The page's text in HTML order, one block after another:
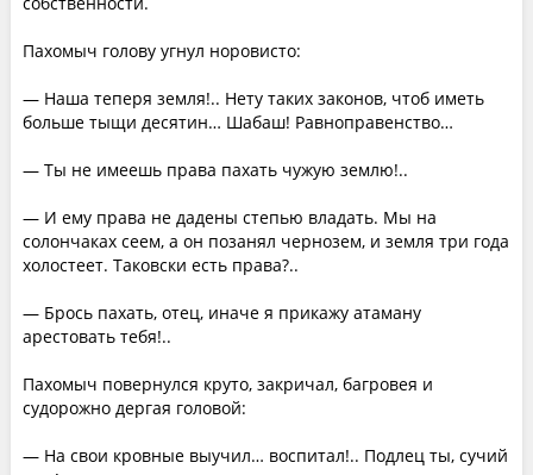
Пахомыч голову угнул норовисто:
— Наша теперя земля!.. Нету таких законов, чтоб иметь
больше тыщи десятин… Шабаш! Равноправенство…
— Ты не имеешь права пахать чужую землю!..
— И ему права не дадены степью владать. Мы на
солончаках сеем, а он позанял чернозем, и земля три года
холостеет. Таковски есть права?..
— Брось пахать, отец, иначе я прикажу атаману
арестовать тебя!..
Пахомыч повернулся круто, закричал, багровея и
судорожно дергая головой:
— На свои кровные выучил… воспитал!.. Подлец ты, сучий